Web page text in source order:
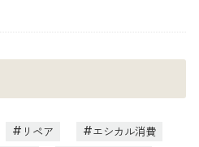
リペア
エシカル消費